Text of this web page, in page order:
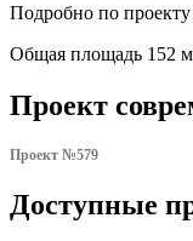
Подробно по проекту
Общая площадь 152
Проект
Проект №579
Доступные